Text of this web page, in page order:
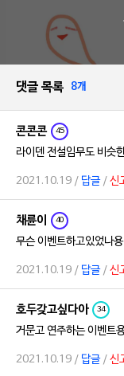
댓글 목록 8개
콘콘콘 45
라이덴 전설임무도 비슷
2021.10.19 / 답글/ 신
채륜이 40
무슨 이벤트하고있었나
2021.10.19 / 답글/ 신
호두갖고싶다아 34
거문고 연주하는 이벤트
2021.10.19 / 답글/ 신